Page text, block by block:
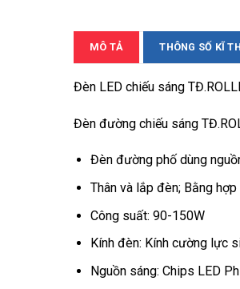
MÔ TẢ THÔNG SỐ KĨ
Đèn LED chiếu sáng
Đèn đường chiếu sáng
Đèn đường phố dùng
Thân và lắp đèn; Bằng
Công suất: 90-150W
Kính đèn: Kính cường lực
Nguồn sáng: Chips LED